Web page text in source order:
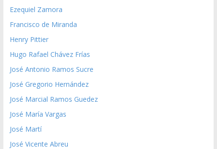
Ezequiel Zamora
Francisco de Miranda
Henry Pittier
Hugo Rafael Chávez Frías
José Antonio Ramos Sucre
José Gregorio Hernández
José Marcial Ramos Guedez
José María Vargas
José Martí
José Vicente Abreu